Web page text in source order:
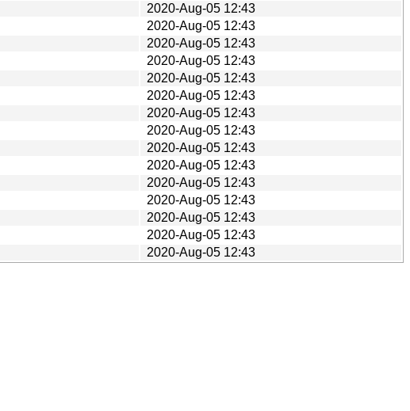
2020-Aug-05 12:43
2020-Aug-05 12:43
2020-Aug-05 12:43
2020-Aug-05 12:43
2020-Aug-05 12:43
2020-Aug-05 12:43
2020-Aug-05 12:43
2020-Aug-05 12:43
2020-Aug-05 12:43
2020-Aug-05 12:43
2020-Aug-05 12:43
2020-Aug-05 12:43
2020-Aug-05 12:43
2020-Aug-05 12:43
2020-Aug-05 12:43